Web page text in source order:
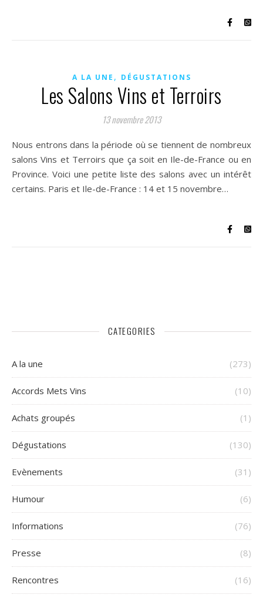
A LA UNE , DÉGUSTATIONS
Les Salons Vins et Terroirs
13 novembre 2013
Nous entrons dans la période où se tiennent de nombreux
salons Vins et Terroirs que ça soit en Ile-de-France ou en
Province. Voici une petite liste des salons avec un intérêt
certains. Paris et Ile-de-France : 14 et 15 novembre…
CATEGORIES
A la une (273)
Accords Mets Vins (10)
Achats groupés (1)
Dégustations (130)
Evènements (31)
Humour (6)
Informations (76)
Presse (8)
Rencontres (16)